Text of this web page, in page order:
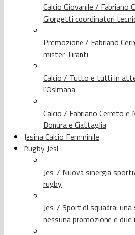
Calcio Giovanile / Fabriano
Giorgetti coordinatori
Promozione / Fabriano
mister Tiranti
Calcio / Tutto e tutti in
l’Osimana
Calcio / Fabriano Cerreto e
Bonura e Ciattaglia
Jesina Calcio Femminile
Rugby Jesi
Jesi / Nuova sinergia
rugby
Jesi / Sport di squadra:
nessuna promozione e